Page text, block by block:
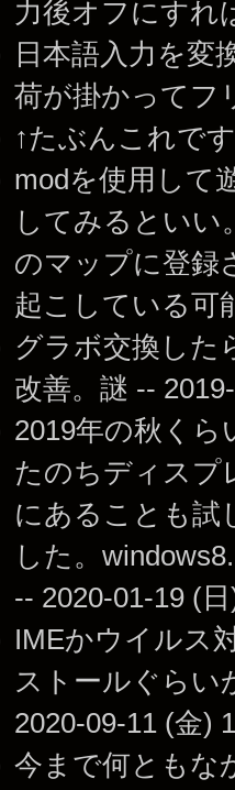
力後オフにすれ
日本語入力を変
荷が掛かってフ
↑たぶんこれで
modを使用して
してみるとい
のマップに登録
起こしている可
グラボ交換した
改善。謎 --
2019年の秋く
たのちディスプ
にあることも試
した。
-- 2020-01-19 (
IMEかウイルス
ストールぐらい
2020-09-11 (金)
今まで何ともな